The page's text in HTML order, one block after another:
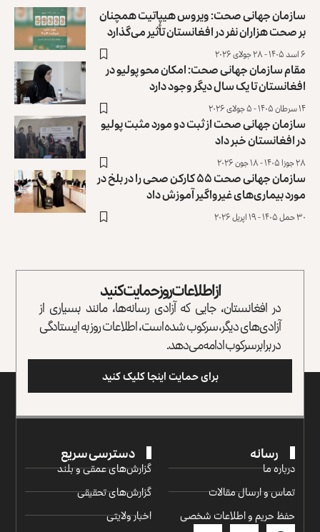
سازمان جهانی صحت: ویروس هیپاتیت همچنان
بر صحت هزاران نفر در افغانستان تأثیر می‌گذارد
۶ اسد ۱۴۰۵ - ۲۸ جولای ۲۰۲۶
مقام سازمان جهانی صحت: امکان محو پولیو در
افغانستان تا یک‌ سال دیگر وجود دارد
۱۴ سرطان ۱۴۰۵ - ۵ جولای ۲۰۲۶
سازمان جهانی صحت از ثبت دو مورد مثبت پولیو
در افغانستان خبر ‏داد
۲۸ جوزا ۱۴۰۵ - ۱۸ جون ۲۰۲۶
سازمان جهانی صحت ۵۵ کارکن صحی را در بلخ در
مورد بیماری‌های غیرواگیر آموزش داد
۳۰ حمل ۱۴۰۵ - ۱۹ اپریل ۲۰۲۶
از اطلاعات روز حمایت کنید
در افغانستان، جایی که آزادی رسانه‌ها، مانند بسیاری از
آزادی‌های دیگر، سرکوب شده است، اطلاعات روز به ایستادگی
در برابر سرکوب ادامه می‌دهد.
برای حمایت اینجا کلیک کنید
رسانه
درباره ما
تماس و ارسال مقالات
حفظ حریم و اطلاعات شخصی
دسترسی سریع
گزارش‌‌های عمقی و بلند
گزارش‌های تحقیقی
اخبار ولایتی